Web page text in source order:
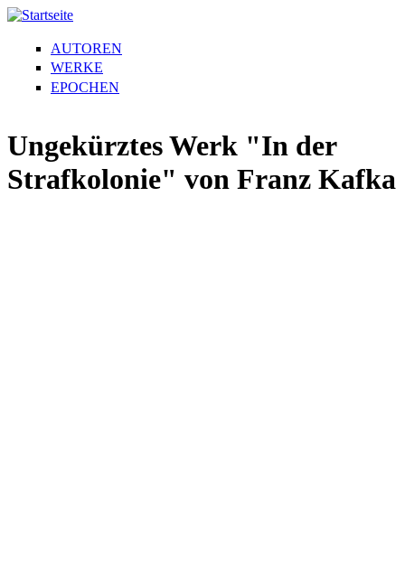
AUTOREN
WERKE
EPOCHEN
Ungekürztes Werk "In der
Strafkolonie" von Franz Kafka